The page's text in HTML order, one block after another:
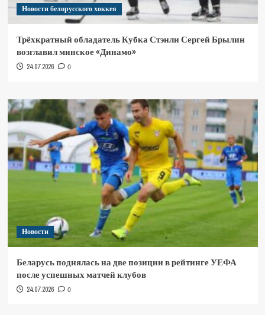
Новости белорусского хоккея
Трёхкратный обладатель Кубка Стэнли Сергей Брылин
возглавил минское «Динамо»
24.07.2026 0
Новости
Беларусь поднялась на две позиции в рейтинге УЕФА
после успешных матчей клубов
24.07.2026 0